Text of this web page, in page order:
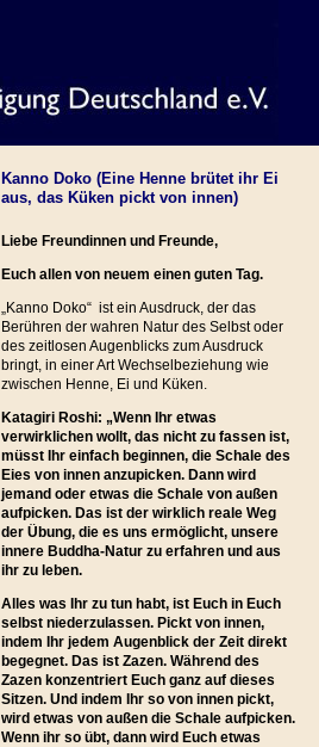
Kanno Doko (Eine Henne brütet ihr Ei
aus, das Küken pickt von innen)
Liebe Freundinnen und Freunde,
Euch allen von neuem einen guten Tag.
„Kanno Doko“ ist ein Ausdruck, der das
Berühren der wahren Natur des Selbst oder
des zeitlosen Augenblicks zum Ausdruck
bringt, in einer Art Wechselbeziehung wie
zwischen Henne, Ei und Küken.
Katagiri Roshi: „Wenn Ihr etwas
verwirklichen wollt, das nicht zu fassen ist,
müsst Ihr einfach beginnen, die Schale des
Eies von innen anzupicken. Dann wird
jemand oder etwas die Schale von außen
aufpicken. Das ist der wirklich reale Weg
der Übung, die es uns ermöglicht, unsere
innere Buddha-Natur zu erfahren und aus
ihr zu leben.
Alles was Ihr zu tun habt, ist Euch in Euch
selbst niederzulassen. Pickt von innen,
indem Ihr jedem Augenblick der Zeit direkt
begegnet. Das ist Zazen. Während des
Zazen konzentriert Euch ganz auf dieses
Sitzen. Und indem Ihr so von innen pickt,
wird etwas von außen die Schale aufpicken.
Wenn ihr so übt, dann wird Euch etwas